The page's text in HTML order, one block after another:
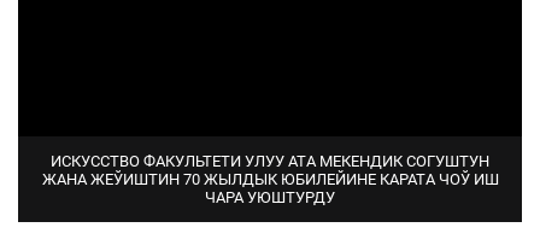
ИСКУССТВО ФАКУЛЬТЕТИ УЛУУ АТА МЕКЕНДИК СОГУШТУН
ЖАНА ЖЕЎИШТИН 70 ЖЫЛДЫК ЮБИЛЕЙИНЕ КАРАТА ЧОЎ ИШ
ЧАРА УЮШТУРДУ